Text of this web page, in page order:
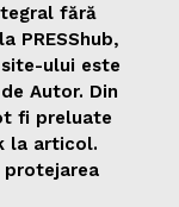
fără
PRESShub,
ului este
Autor. Din
fi preluate
la articol.
protejarea